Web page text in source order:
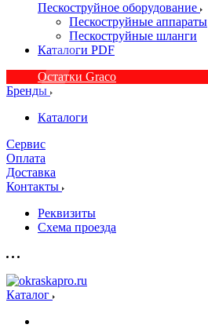
Пескоструйное оборудование
Пескоструйные аппараты
Пескоструйные шланги
Каталоги PDF
Остатки Graco
Бренды
Каталоги
Сервис
Оплата
Доставка
Контакты
Реквизиты
Схема проезда
Каталог